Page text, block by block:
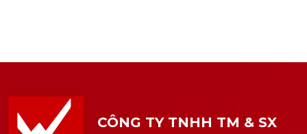
CÔNG TY TNHH TM & SX